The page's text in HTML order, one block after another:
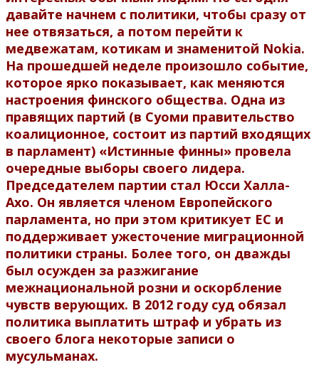
давайте начнем с политики, чтобы сразу от
нее отвязаться, а потом перейти к
медвежатам, котикам и знаменитой Nokia.
На прошедшей неделе произошло событие,
которое ярко показывает, как меняются
настроения финского общества. Одна из
правящих партий (в Суоми правительство
коалиционное, состоит из партий входящих
в парламент) «Истинные финны» провела
очередные выборы своего лидера.
Председателем партии стал Юсси Халла-
Ахо. Он является членом Европейского
парламента, но при этом критикует ЕС и
поддерживает ужесточение миграционной
политики страны. Более того, он дважды
был осужден за разжигание
межнациональной розни и оскорбление
чувств верующих. В 2012 году суд обязал
политика выплатить штраф и убрать из
своего блога некоторые записи о
мусульманах.